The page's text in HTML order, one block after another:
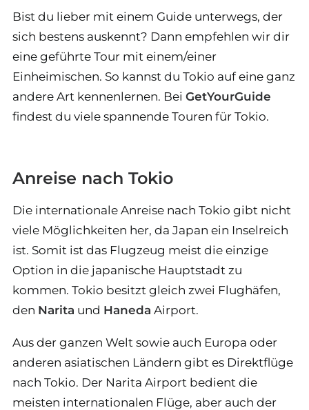
Bist du lieber mit einem Guide unterwegs, der
sich bestens auskennt? Dann empfehlen wir dir
eine geführte Tour mit einem/einer
Einheimischen. So kannst du Tokio auf eine ganz
andere Art kennenlernen. Bei GetYourGuide
findest du viele spannende Touren für Tokio.
Anreise nach Tokio
Die internationale Anreise nach Tokio gibt nicht
viele Möglichkeiten her, da Japan ein Inselreich
ist. Somit ist das Flugzeug meist die einzige
Option in die japanische Hauptstadt zu
kommen. Tokio besitzt gleich zwei Flughäfen,
den Narita und Haneda Airport.
Aus der ganzen Welt sowie auch Europa oder
anderen asiatischen Ländern gibt es Direktflüge
nach Tokio. Der Narita Airport bedient die
meisten internationalen Flüge, aber auch der